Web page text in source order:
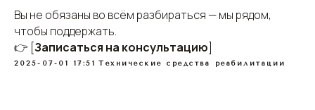
Вы не обязаны во всём разбираться — мы рядом,
чтобы поддержать.
👉 [Записаться на консультацию]
2025-07-01 17:51 Технические средства реабилитации
Адрес клуба:
г.Тюмень, ул.Володарского, 19/1-а